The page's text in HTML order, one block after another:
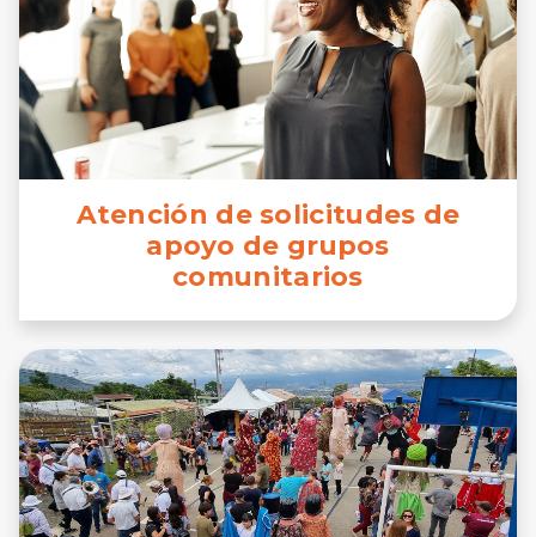
Atención de solicitudes de
apoyo de grupos
comunitarios